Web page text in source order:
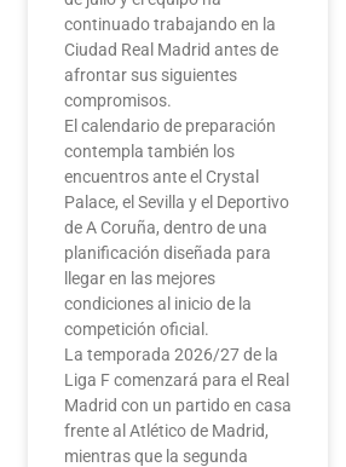
continuado trabajando en la
Ciudad Real Madrid antes de
afrontar sus siguientes
compromisos.
El calendario de preparación
contempla también los
encuentros ante el Crystal
Palace, el Sevilla y el Deportivo
de A Coruña, dentro de una
planificación diseñada para
llegar en las mejores
condiciones al inicio de la
competición oficial.
La temporada 2026/27 de la
Liga F comenzará para el Real
Madrid con un partido en casa
frente al Atlético de Madrid,
mientras que la segunda